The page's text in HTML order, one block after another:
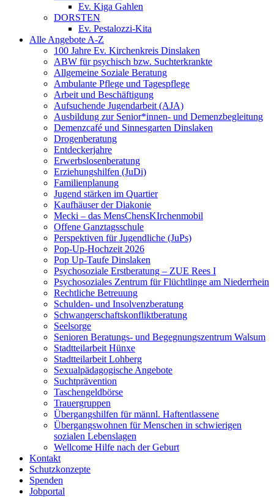
Ev. Kiga Gahlen
DORSTEN
Ev. Pestalozzi-Kita
Alle Angebote A-Z
100 Jahre Ev. Kirchenkreis Dinslaken
ABW für psychisch bzw. Suchterkrankte
Allgemeine Soziale Beratung
Ambulante Pflege und Tagespflege
Arbeit und Beschäftigung
Aufsuchende Jugendarbeit (AJA)
Ausbildung zur Senior*innen- und Demenzbegleitung
Demenzcafé und Sinnesgarten Dinslaken
Drogenberatung
Entdeckerjahre
Erwerbslosenberatung
Erziehungshilfen (JuDi)
Familienplanung
Jugend stärken im Quartier
Kaufhäuser der Diakonie
Mecki – das MensChensKIrchenmobil
Offene Ganztagsschule
Perspektiven für Jugendliche (JuPs)
Pop-Up-Hochzeit 2026
Pop Up-Taufe Dinslaken
Psychosoziale Erstberatung – ZUE Rees I
Psychosoziales Zentrum für Flüchtlinge am Niederrhein
Rechtliche Betreuung
Schulden- und Insolvenzberatung
Schwangerschaftskonfliktberatung
Seelsorge
Senioren Beratungs- und Begegnungszentrum Walsum
Stadtteilarbeit Hünxe
Stadtteilarbeit Lohberg
Sexualpädagogische Angebote
Suchtprävention
Taschengeldbörse
Trauergruppen
Übergangshilfen für männl. Haftentlassene
Übergangswohnen für Menschen in schwierigen
sozialen Lebenslagen
Wellcome Hilfe nach der Geburt
Kontakt
Schutzkonzepte
Spenden
Jobportal